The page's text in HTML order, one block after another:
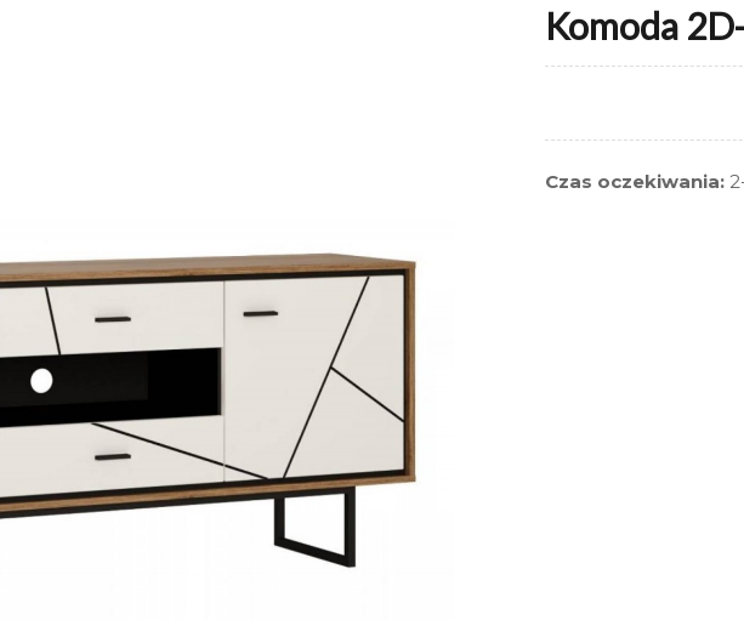
Komoda
Czas oczekiwania: